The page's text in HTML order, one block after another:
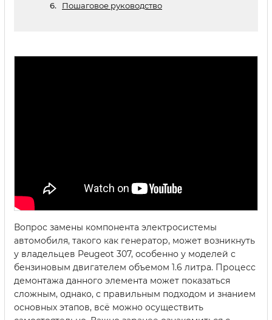
Пошаговое руководство
Вопрос замены компонента электросистемы
автомобиля, такого как генератор, может возникнуть
у владельцев Peugeot 307, особенно у моделей с
бензиновым двигателем объемом 1.6 литра. Процесс
демонтажа данного элемента может показаться
сложным, однако, с правильным подходом и знанием
основных этапов, всё можно осуществить